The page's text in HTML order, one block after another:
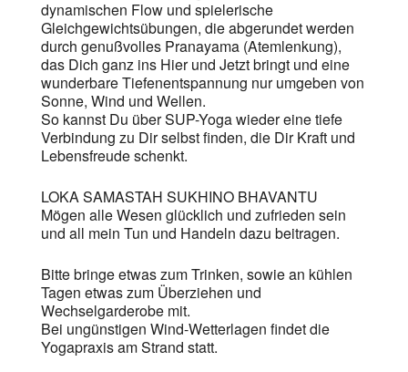
dynamischen Flow und spielerische
Gleichgewichtsübungen, die abgerundet werden
durch genußvolles Pranayama (Atemlenkung),
das Dich ganz ins Hier und Jetzt bringt und eine
wunderbare Tiefenentspannung nur umgeben von
Sonne, Wind und Wellen.
So kannst Du über SUP-Yoga wieder eine tiefe
Verbindung zu Dir selbst finden, die Dir Kraft und
Lebensfreude schenkt.
LOKA SAMASTAH SUKHINO BHAVANTU
Mögen alle Wesen glücklich und zufrieden sein
und all mein Tun und Handeln dazu beitragen.
Bitte bringe etwas zum Trinken, sowie an kühlen
Tagen etwas zum Überziehen und
Wechselgarderobe mit.
Bei ungünstigen Wind-Wetterlagen findet die
Yogapraxis am Strand statt.